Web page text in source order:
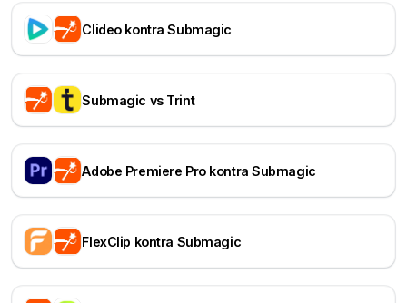
Clideo kontra Submagic
Submagic vs Trint
Adobe Premiere Pro kontra Submagic
FlexClip kontra Submagic